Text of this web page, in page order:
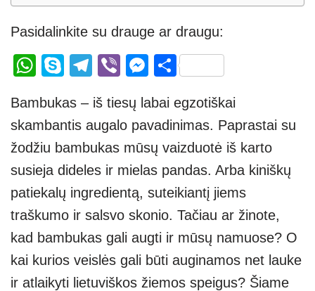
Pasidalinkite su drauge ar draugu:
W
at
s
A
p
p
S
p
e
T
e
gr
a
m
Vi
er
M
ss
e
n
g
er
S
ar
e
Bambukas – iš tiesų labai egzotiškai
skambantis augalo pavadinimas. Paprastai su
žodžiu bambukas mūsų vaizduotė iš karto
susieja dideles ir mielas pandas. Arba kiniškų
patiekalų ingredientą, suteikiantį jiems
traškumo ir salsvo skonio. Tačiau ar žinote,
kad bambukas gali augti ir mūsų namuose? O
kai kurios veislės gali būti auginamos net lauke
ir atlaikyti lietuviškos žiemos speigus? Šiame